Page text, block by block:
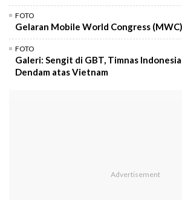
FOTO
Gelaran Mobile World Congress
FOTO
Galeri: Sengit di GBT, Timnas
Dendam atas Vietnam